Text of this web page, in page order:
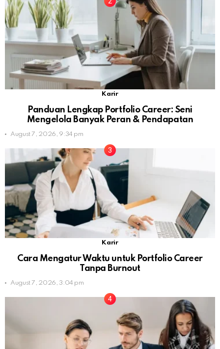
Karir
Panduan Lengkap Portfolio Career: Seni
Mengelola Banyak Peran & Pendapatan
August 7, 2026, 9:34 pm
Karir
Cara Mengatur Waktu untuk Portfolio Career
Tanpa Burnout
August 7, 2026, 3:04 pm